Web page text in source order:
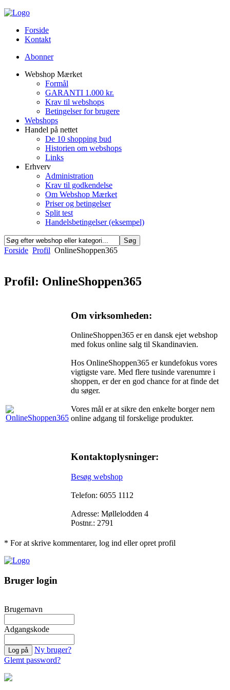
Forside
Kontakt
Abonner
Webshop Mærket
Formål
GARANTI 1.000 kr.
Krav til webshops
Betingelser for brugere
Webshops
Handel på nettet
De 10 shopping bud
Historien om webshops
Links
Erhverv
Administration
Krav til godkendelse
Om Webshop Mærket
Priser og betingelser
Split test
Handelsbetingelser (eksempel)
Forside Profil OnlineShoppen365
Profil: OnlineShoppen365
Om virksomheden:
OnlineShoppen365 er en dansk ejet webshop
med fokus online salg til Skandinavien.
Hos OnlineShoppen365 er kundefokus vores
vigtigste vare. Med flere tusinde varenumre i
shoppen, er der en god chance for at finde det
du søger.
Vores mål er at sikre den enkelte borger nem
online adgang til forskelige produkter.
Kontaktoplysninger:
Besøg webshop
Telefon: 6055 1112
Adresse: Møllelodden 4
Postnr.: 2791
* For at skrive kommentarer, log ind eller opret profil
Bruger login
Brugernavn
Adgangskode
Ny bruger?
Glemt password?